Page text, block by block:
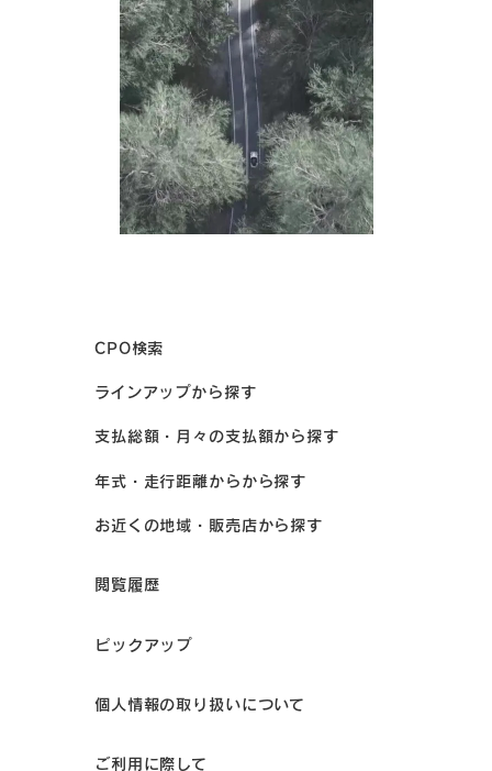
CPO検索
ラインアップから探す
支払総額・月々の支払額から探す
年式・走行距離からから探す
お近くの地域・販売店から探す
閲覧履歴
ピックアップ
個人情報の取り扱いについて
ご利用に際して